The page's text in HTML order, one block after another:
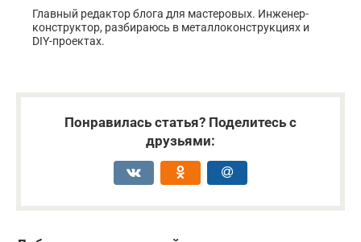
Главный редактор блога для мастеровых. Инженер-
конструктор, разбираюсь в металлоконструкциях и
DIY-проектах.
Понравилась статья? Поделитесь с
друзьями: